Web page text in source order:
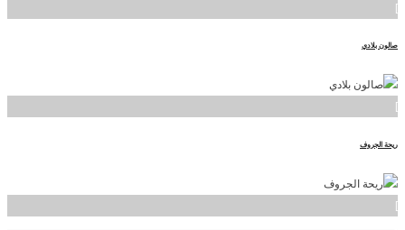
]
صالون بلادي
]
ريحة الجروف
]